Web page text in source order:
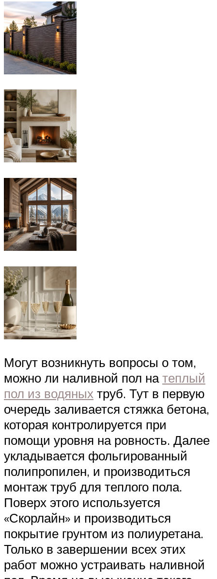
Могут возникнуть вопросы о том,
можно ли наливной пол натеплый
пол из водяных труб. Тут в первую
очередь заливается стяжка бетона,
которая контролируется при
помощи уровня на ровность. Далее
укладывается фольгированный
полипропилен, и производиться
монтаж труб для теплого пола.
Поверх этого используется
«Скорлайн» и производиться
покрытие грунтом из полиуретана.
Только в завершении всех этих
работ можно устраивать наливной